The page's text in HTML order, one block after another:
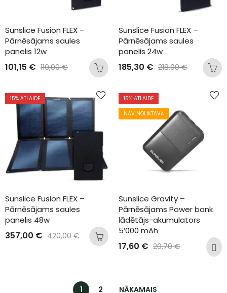
Sunslice Fusion FLEX –
Pārnēsājams saules
panelis 12w
101,15 € 119,00€
Sunslice Fusion FLEX –
Pārnēsājams saules
panelis 24w
185,30 € 218,00€
15% ATLAIDE
Sunslice Fusion FLEX –
Pārnēsājams saules
panelis 48w
357,00 € 420,00€
15% ATLAIDE
NAV NOLIKTAVĀ
Sunslice Gravity –
Pārnēsājams Power bank
lādētājs-akumulators
5’000 mAh
17,60 € 20,70€
1 2 NĀKAMAIS